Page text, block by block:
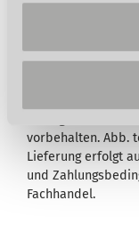
Beschreibung des
ausgewiesen,
unberührt.
entnehmen Sie
vorbehalten. Abb.
Lieferung erfolgt
und
Fachhandel.